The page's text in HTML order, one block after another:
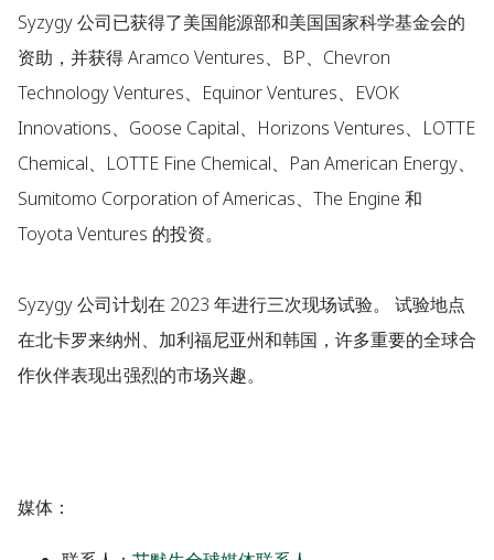
Syzygy 公司已获得了美国能源部和美国国家科学基金会的
资助，并获得 Aramco Ventures、BP、Chevron
Technology Ventures、Equinor Ventures、EVOK
Innovations、Goose Capital、Horizons Ventures、LOTTE
Chemical、LOTTE Fine Chemical、Pan American Energy、
Sumitomo Corporation of Americas、The Engine 和
Toyota Ventures 的投资。
Syzygy 公司计划在 2023 年进行三次现场试验。 试验地点
在北卡罗来纳州、加利福尼亚州和韩国，许多重要的全球合
作伙伴表现出强烈的市场兴趣。
媒体 ：